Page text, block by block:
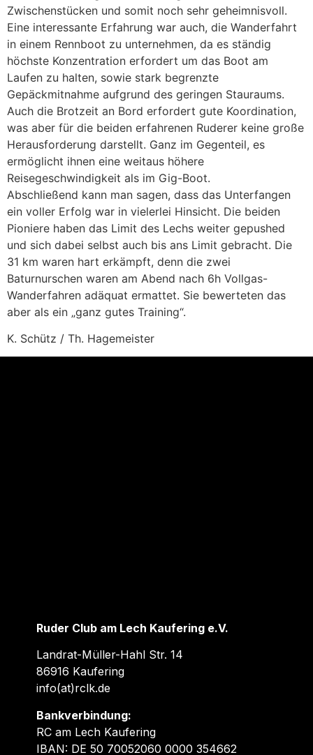
Zwischenstücken und somit noch sehr geheimnisvoll.
Eine interessante Erfahrung war auch, die Wanderfahrt
in einem Rennboot zu unternehmen, da es ständig
höchste Konzentration erfordert um das Boot am
Laufen zu halten, sowie stark begrenzte
Gepäckmitnahme aufgrund des geringen Stauraums.
Auch die Brotzeit an Bord erfordert gute Koordination,
was aber für die beiden erfahrenen Ruderer keine große
Herausforderung darstellt. Ganz im Gegenteil, es
ermöglicht ihnen eine weitaus höhere
Reisegeschwindigkeit als im Gig-Boot.
Abschließend kann man sagen, dass das Unterfangen
ein voller Erfolg war in vielerlei Hinsicht. Die beiden
Pioniere haben das Limit des Lechs weiter gepushed
und sich dabei selbst auch bis ans Limit gebracht. Die
31 km waren hart erkämpft, denn die zwei
Baturnurschen waren am Abend nach 6h Vollgas-
Wanderfahren adäquat ermattet. Sie bewerteten das
aber als ein „ganz gutes Training“.
K. Schütz / Th. Hagemeister
Ruder Club am Lech Kaufering e.V.
Landrat-Müller-Hahl Str. 14
86916 Kaufering
info(at)rclk.de
Bankverbindung:
RC am Lech Kaufering
IBAN: DE 50 70052060 0000 354662